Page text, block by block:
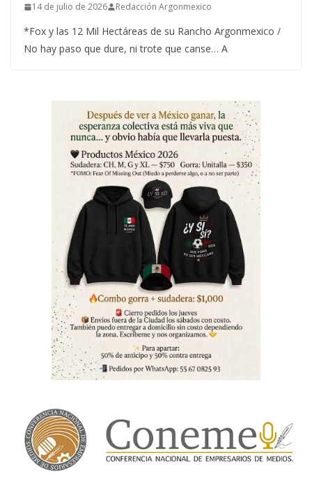
14 de julio de 2026 Redacción Argonmexico
*Fox y las 12 Mil Hectáreas de su Rancho Argonmexico /
No hay paso que dure, ni trote que canse… A